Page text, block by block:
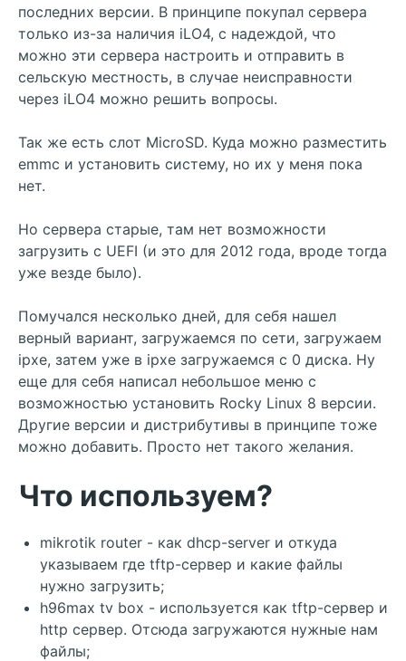
последних версии. В принципе покупал сервера
только из-за наличия iLO4, с надеждой, что
можно эти сервера настроить и отправить в
сельскую местность, в случае неисправности
через iLO4 можно решить вопросы.
Так же есть слот MicroSD. Куда можно разместить
emmc и установить систему, но их у меня пока
нет.
Но сервера старые, там нет возможности
загрузить с UEFI (и это для 2012 года, вроде тогда
уже везде было).
Помучался несколько дней, для себя нашел
верный вариант, загружаемся по сети, загружаем
ipxe, затем уже в ipxe загружаемся с 0 диска. Ну
еще для себя написал небольшое меню с
возможностью установить Rocky Linux 8 версии.
Другие версии и дистрибутивы в принципе тоже
можно добавить. Просто нет такого желания.
Что используем?
mikrotik router - как dhcp-server и откуда
указываем где tftp-сервер и какие файлы
нужно загрузить;
h96max tv box - используется как tftp-сервер и
http сервер. Отсюда загружаются нужные нам
файлы;